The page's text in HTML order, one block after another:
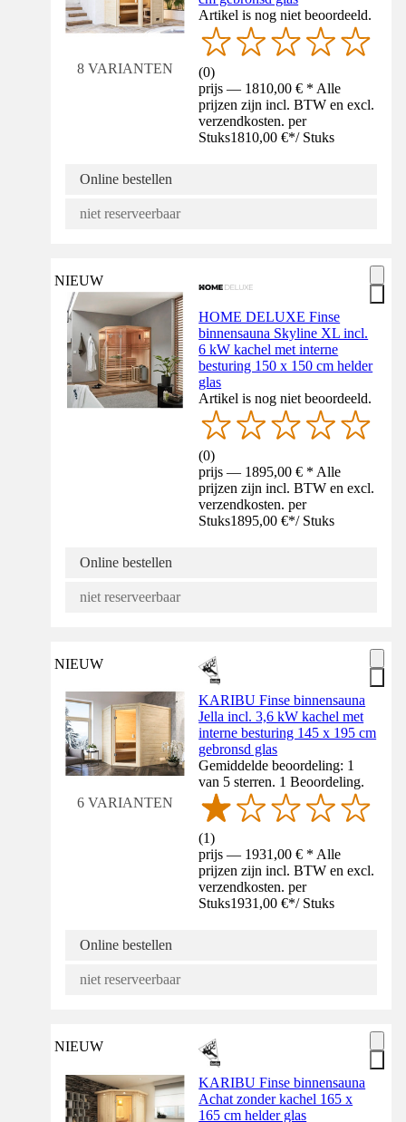
8 VARIANTEN
Artikel is nog niet beoordeeld.
(0)
prijs — 1810,00 € * Alle
prijzen zijn incl. BTW en excl.
verzendkosten. per
Stuks1810,00 €*/ Stuks
Online bestellen
niet reserveerbaar
NIEUW
HOME DELUXE Finse
binnensauna Skyline XL incl.
6 kW kachel met interne
besturing 150 x 150 cm helder
glas
Artikel is nog niet beoordeeld.
(0)
prijs — 1895,00 € * Alle
prijzen zijn incl. BTW en excl.
verzendkosten. per
Stuks1895,00 €*/ Stuks
Online bestellen
niet reserveerbaar
NIEUW
6 VARIANTEN
KARIBU Finse binnensauna
Jella incl. 3,6 kW kachel met
interne besturing 145 x 195 cm
gebronsd glas
Gemiddelde beoordeling: 1
van 5 sterren. 1 Beoordeling.
(1)
prijs — 1931,00 € * Alle
prijzen zijn incl. BTW en excl.
verzendkosten. per
Stuks1931,00 €*/ Stuks
Online bestellen
niet reserveerbaar
NIEUW
KARIBU Finse binnensauna
Achat zonder kachel 165 x
165 cm helder glas